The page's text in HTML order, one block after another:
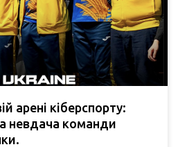
арені кіберспорту:
невдача команди